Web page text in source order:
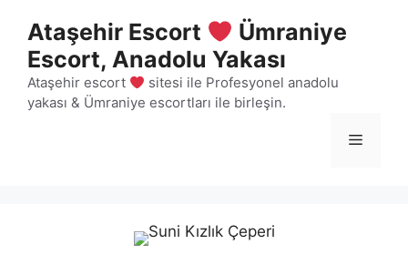
Ataşehir Escort
Ümraniye
Escort, Anadolu Yakası
Ataşehir escort
sitesi ile Profesyonel anadolu
yakası & Ümraniye escortları ile birleşin.
Menü